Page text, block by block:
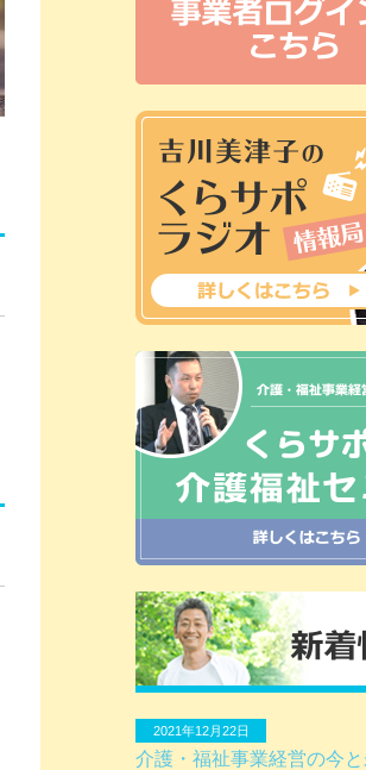
2021年12月22日
介護・福祉事業経営の今